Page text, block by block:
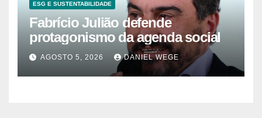
ESG E SUSTENTABILIDADE
Fabrício Julião defende
protagonismo da agenda social
AGOSTO 5, 2026 DANIEL WEGE